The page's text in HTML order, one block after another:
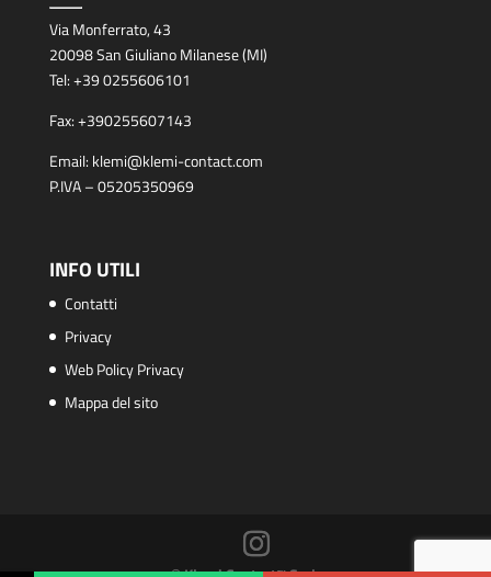
Via Monferrato, 43
20098 San Giuliano Milanese (MI)
Tel:+39 0255606101
Fax:+390255607143
Email: klemi@klemi-contact.com
P.IVA – 05205350969
INFO UTILI
Contatti
Privacy
Web Policy Privacy
Mappa del sito